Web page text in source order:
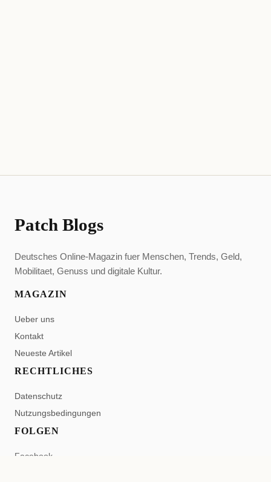
Patch Blogs
Deutsches Online-Magazin fuer Menschen, Trends, Geld,
Mobilitaet, Genuss und digitale Kultur.
MAGAZIN
Ueber uns
Kontakt
Neueste Artikel
RECHTLICHES
Datenschutz
Nutzungsbedingungen
FOLGEN
Facebook